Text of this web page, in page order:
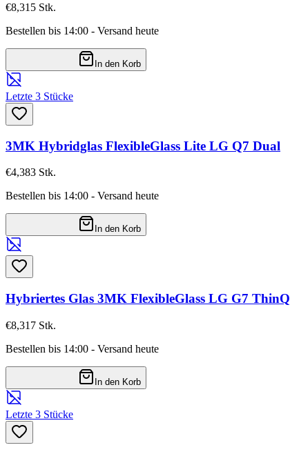
€8,31 5 Stk.
Bestellen bis 14:00 - Versand heute
In den Korb
Letzte 3 Stücke
3MK Hybridglas FlexibleGlass Lite LG Q7 Dual
€4,383 Stk.
Bestellen bis 14:00 - Versand heute
In den Korb
Hybriertes Glas 3MK FlexibleGlass LG G7 ThinQ
€8,31 7 Stk.
Bestellen bis 14:00 - Versand heute
In den Korb
Letzte 3 Stücke